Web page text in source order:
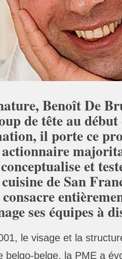
Benoît De
de tête au début
il porte ce
et
de San
ses équipes à
le visage et la
belgo-belge, la PME a